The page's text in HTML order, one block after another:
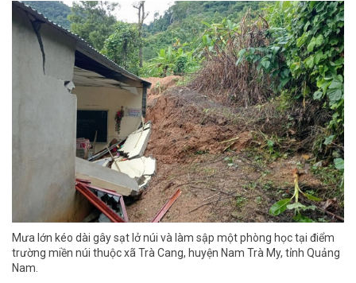
Mưa lớn kéo dài gây sạt lở núi và làm sập một phòng học tại điểm
trường miền núi thuộc xã Trà Cang, huyện Nam Trà My, tỉnh Quảng
Nam.